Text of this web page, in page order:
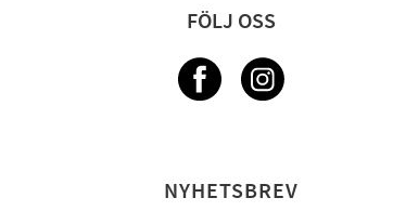
FÖLJ OSS
NYHETSBREV